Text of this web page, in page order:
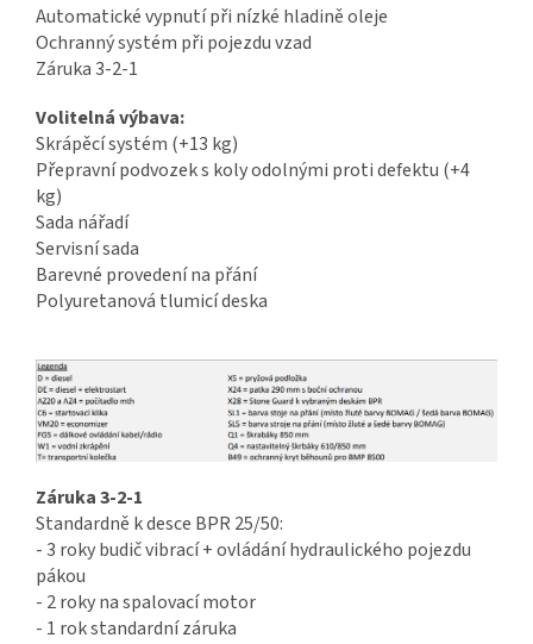
Automatické vypnutí při nízké hladině oleje
Ochranný systém při pojezdu vzad
Záruka 3-2-1
Volitelná výbava:
Skrápěcí systém (+13 kg)
Přepravní podvozek s koly odolnými proti defektu (+4
kg)
Sada nářadí
Servisní sada
Barevné provedení na přání
Polyuretanová tlumicí deska
Záruka 3-2-1
Standardně k desce BPR 25/50:
- 3 roky budič vibrací + ovládáníhydraulického pojezdu
pákou
- 2 roky na spalovací motor
- 1 rok standardní záruka